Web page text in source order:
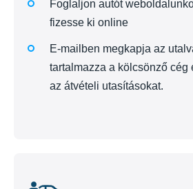
Foglaljon autót
fizesse ki online
E-mailben megkapja az
tartalmazza a kölcsönző cég
az átvételi utasításokat.